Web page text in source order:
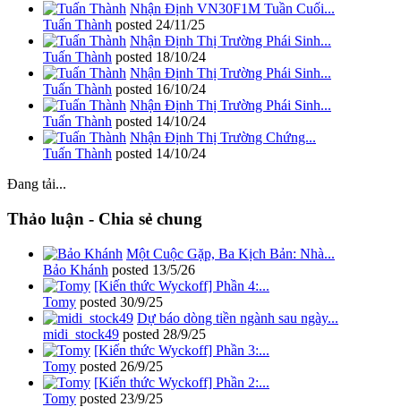
Nhận Định VN30F1M Tuần Cuối...
Tuấn Thành posted 24/11/25
Nhận Định Thị Trường Phái Sinh...
Tuấn Thành posted 18/10/24
Nhận Định Thị Trường Phái Sinh...
Tuấn Thành posted 16/10/24
Nhận Định Thị Trường Phái Sinh...
Tuấn Thành posted 14/10/24
Nhận Định Thị Trường Chứng...
Tuấn Thành posted 14/10/24
Đang tải...
Thảo luận - Chia sẻ chung
Một Cuộc Gặp, Ba Kịch Bản: Nhà...
Bảo Khánh posted 13/5/26
[Kiến thức Wyckoff] Phần 4:...
Tomy posted 30/9/25
Dự báo dòng tiền ngành sau ngày...
midi_stock49 posted 28/9/25
[Kiến thức Wyckoff] Phần 3:...
Tomy posted 26/9/25
[Kiến thức Wyckoff] Phần 2:...
Tomy posted 23/9/25